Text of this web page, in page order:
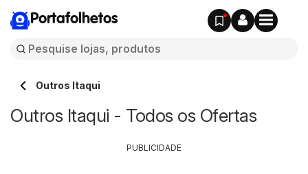
Portafolhetos
Outros Itaqui
Outros Itaqui - Todos os Ofertas
PUBLICIDADE